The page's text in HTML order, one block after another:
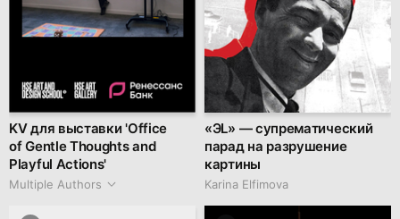
KV для выставки 'Office
of Gentle Thoughts and
Playful Actions'
Multiple Authors
«ЭL» — супрематический
парад на разрушение
картины
Karina Elfimova